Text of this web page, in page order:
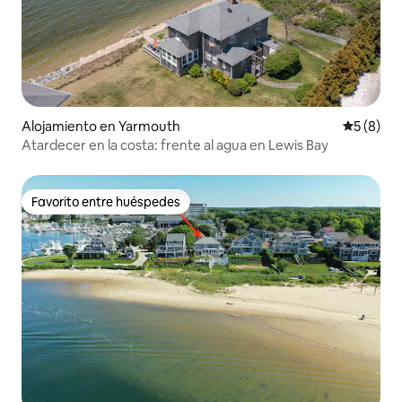
Alojamiento en Yarmouth
5 (8)
Atardecer en la costa: frente al agua en Lewis Bay
Favorito entre huéspedes
Favorito entre huéspedes